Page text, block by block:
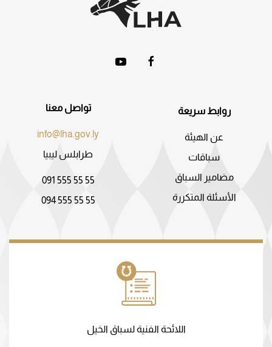
روابط سريعة
عن الهيئة
سباقات
مضامير السباق
الأسئلة المتكررة
تواصل معنا
info@lha.gov.ly
طرابلس ليبيا
091 555 55 55
094 555 55 55
اللائحة الفنية لسباق الخيل